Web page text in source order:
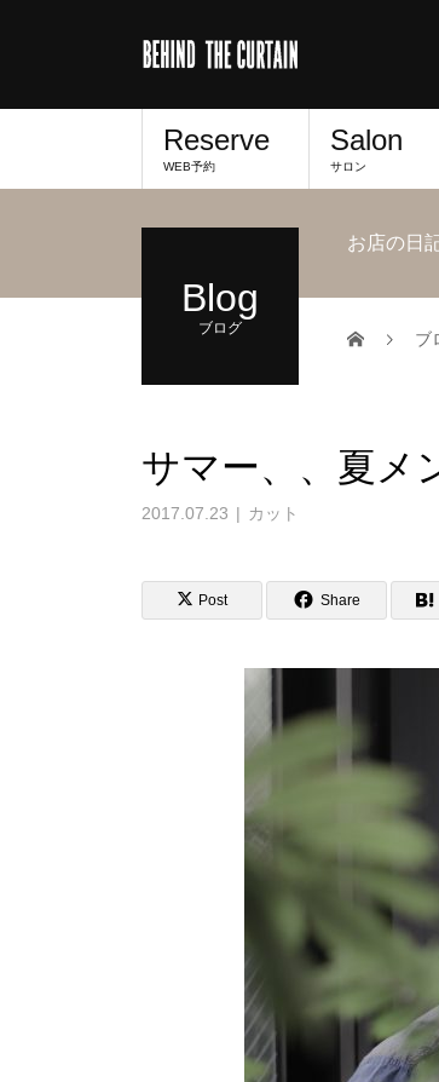
Reserve
WEB予約
Salon
サロン
Blog
ブログ
お店の日
ブ
サマー、、夏メ
2017.07.23 カット
Post Share